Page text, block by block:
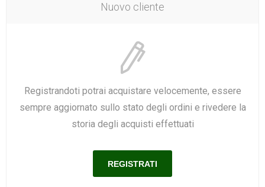
Nuovo cliente
Registrandoti potrai acquistare velocemente, essere
sempre aggiornato sullo stato degli ordini e rivedere la
storia degli acquisti effettuati